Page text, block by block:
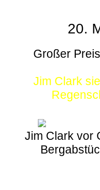
20.
Großer
Jim Clark
Jim Clark vor